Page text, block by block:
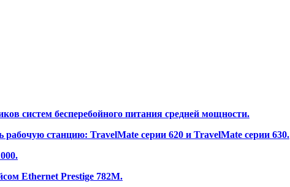
систем бесперебойного питания средней мощности.
станцию: TravelMate серии 620 и TravelMate серии 630.
Ethernet Prestige 782M.